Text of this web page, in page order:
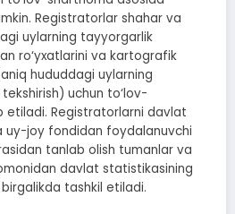
Registratorlar shahar va
uylarning tayyorgarlik
ro‘yxatlarini va kartografik
hududdagi uylarning
uchun to‘lov-
etiladi. Registratorlarni davlat
uy-joy fondidan foydalanuvchi
tanlab olish tumanlar va
davlat statistikasining
tashkil etiladi.